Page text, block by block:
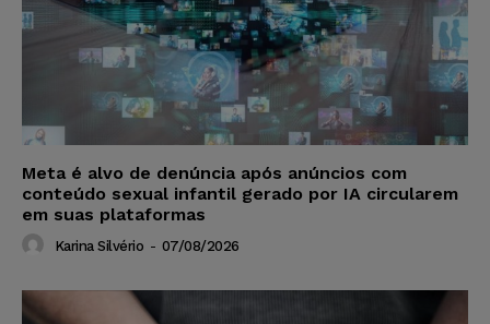
Meta é alvo de denúncia após anúncios com
conteúdo sexual infantil gerado por IA circularem
em suas plataformas
Karina Silvério - 07/08/2026